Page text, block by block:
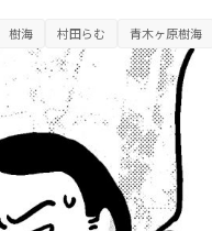
樹海 村田らむ 青木ヶ原樹海